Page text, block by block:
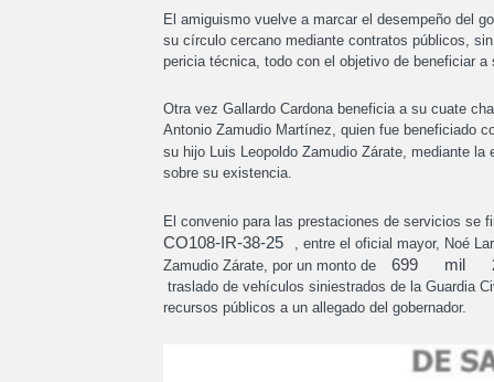
El amiguismo vuelve a marcar el desempeño del
su círculo cercano mediante contratos públicos,
pericia técnica, todo con el objetivo de beneficiar a
Otra vez Gallardo Cardona beneficia a su cuate
Antonio Zamudio Martínez, quien fue beneficiado
su hijo Luis Leopoldo Zamudio Zárate, mediante la
sobre su existencia.
El convenio para las prestaciones de servicios se
CO108-IR-38-25
, entre el oficial mayor, Noé
Zamudio Zárate, por un monto de
699 mil
traslado de vehículos siniestrados de la Guardia
recursos públicos a un allegado del gobernador.